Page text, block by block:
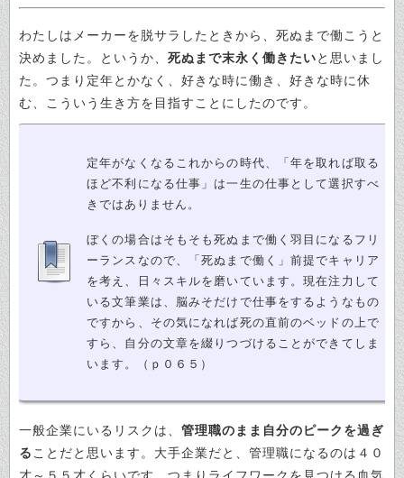
わたしはメーカーを脱サラしたときから、死ぬまで働こうと
決めました。というか、 死ぬまで末永く働きたいと思いまし
た。つまり定年とかなく、好きな時に働き、好きな時に休
む、こういう生き方を目指すことにしたのです。
定年がなくなるこれからの時代、「年を取れば取る
ほど不利になる仕事」は一生の仕事として選択すべ
きではありません。
ぼくの場合はそもそも死ぬまで働く羽目になるフリ
ーランスなので、「死ぬまで働く」前提でキャリア
を考え、日々スキルを磨いています。現在注力して
いる文筆業は、脳みそだけで仕事をするようなもの
ですから、その気になれば死の直前のベッドの上で
すら、 自分の文章を綴りつづけることができてしま
います。（ｐ０６５）
一般企業にいるリスクは、 管理職のまま自分のピークを過ぎ
ることだと思います。大手企業だと、管理職になるのは４０